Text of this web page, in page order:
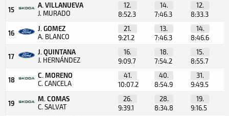
15
A. VILLANUEVA
J. MURADO
12.
8:52.3
14.
7:46.3
12.
8:33.3
16
J. GOMEZ
A. BLANCO
21.
9:21.2
13.
7:46.3
14.
8:46.6
17
J. QUINTANA
J. HERNÁNDEZ
16.
9:09.7
18.
7:54.2
15.
8:55.7
18
C. MORENO
C. CANCELA
41.
10:07.2
40.
8:54.9
31.
9:49.5
19
M. COMAS
C. SALVAT
26.
9:39.1
28.
8:34.8
19.
9:16.5